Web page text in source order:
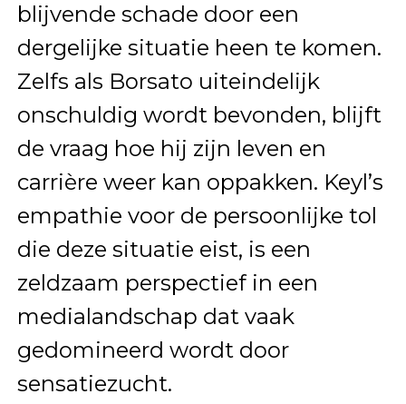
blijvende schade door een
dergelijke situatie heen te komen.
Zelfs als Borsato uiteindelijk
onschuldig wordt bevonden, blijft
de vraag hoe hij zijn leven en
carrière weer kan oppakken. Keyl’s
empathie voor de persoonlijke tol
die deze situatie eist, is een
zeldzaam perspectief in een
medialandschap dat vaak
gedomineerd wordt door
sensatiezucht.